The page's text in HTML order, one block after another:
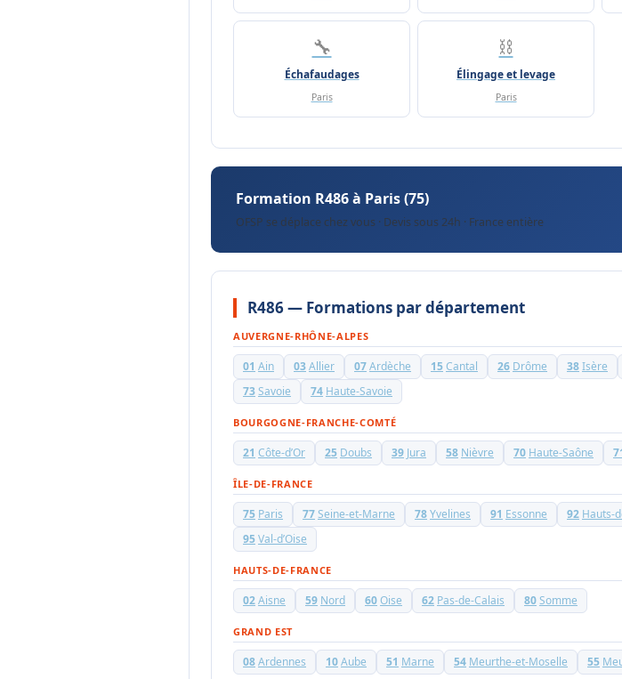
🔧
Échafaudages
Paris
⛓️
Élingage et levage
Paris
Formation R486 à Paris (75)
OFSP se déplace chez vous · Devis sous 24h · France entière
R486 — Formations par département
AUVERGNE-RHÔNE-ALPES
01 Ain 03Allier 07Ardèche 15Cantal 26 Drôme 38Isère
73Savoie 74 Haute-Savoie
BOURGOGNE-FRANCHE-COMTÉ
21 Côte-d’Or 25 Doubs 39 Jura 58 Nièvre 70 Haute-Saône
ÎLE-DE-FRANCE
75 Paris 77Seine-et-Marne 78Yvelines 91 Essonne 92 Hauts-
95Val-d’Oise
HAUTS-DE-FRANCE
02Aisne 59 Nord 60Oise 62 Pas-de-Calais 80Somme
GRAND EST
08Ardennes 10Aube 51 Marne 54 Meurthe-et-Moselle 55